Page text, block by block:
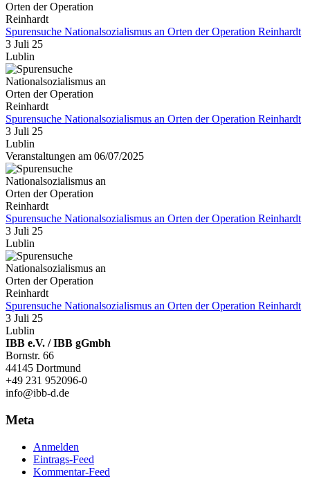
Spurensuche Nationalsozialismus an Orten der Operation Reinhardt
3 Juli 25
Lublin
Spurensuche Nationalsozialismus an Orten der Operation Reinhardt
3 Juli 25
Lublin
Veranstaltungen am 06/07/2025
Spurensuche Nationalsozialismus an Orten der Operation Reinhardt
3 Juli 25
Lublin
Spurensuche Nationalsozialismus an Orten der Operation Reinhardt
3 Juli 25
Lublin
IBB e.V. / IBB gGmbh
Bornstr. 66
44145 Dortmund
+49 231 952096-0
info@ibb-d.de
Meta
Anmelden
Eintrags-Feed
Kommentar-Feed